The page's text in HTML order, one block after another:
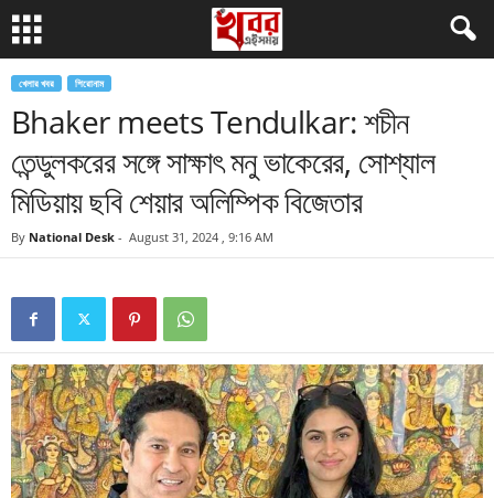
খেলার খবর শিরোনাম
Bhaker meets Tendulkar: শচীন
তেন্ডুলকরের সঙ্গে সাক্ষাৎ মনু ভাকেরের, সোশ্যাল
মিডিয়ায় ছবি শেয়ার অলিম্পিক বিজেতার
By National Desk - August 31, 2024 , 9:16 AM